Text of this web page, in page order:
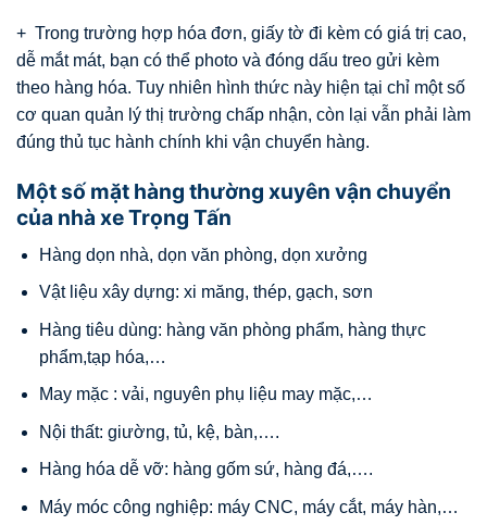
+ Trong trường hợp hóa đơn, giấy tờ đi kèm có giá trị cao,
dễ mắt mát, bạn có thể photo và đóng dấu treo gửi kèm
theo hàng hóa. Tuy nhiên hình thức này hiện tại chỉ một số
cơ quan quản lý thị trường chấp nhận, còn lại vẫn phải làm
đúng thủ tục hành chính khi vận chuyển hàng.
Một số mặt hàng thường xuyên vận chuyển
của nhà xe Trọng Tấn
Hàng dọn nhà, dọn văn phòng, dọn xưởng
Vật liệu xây dựng: xi măng, thép, gạch, sơn
Hàng tiêu dùng: hàng văn phòng phẩm, hàng thực
phẩm,tạp hóa,…
May mặc : vải, nguyên phụ liệu may mặc,…
Nội thất: giường, tủ, kệ, bàn,….
Hàng hóa dễ vỡ: hàng gốm sứ, hàng đá,….
Máy móc công nghiệp: máy CNC, máy cắt, máy hàn,…